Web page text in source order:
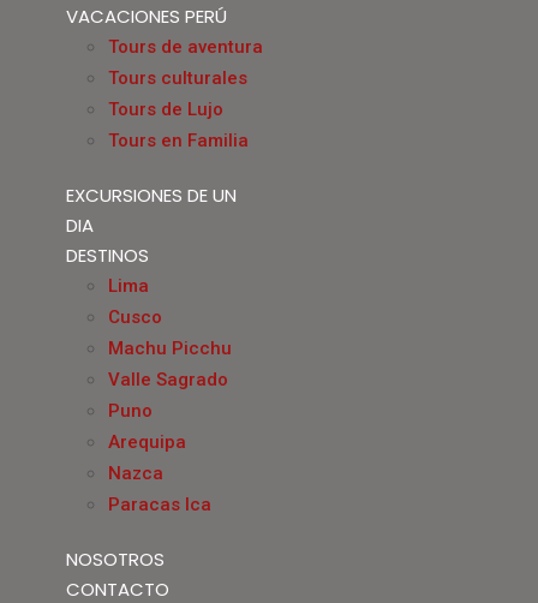
VACACIONES PERÚ
Tours de aventura
Tours culturales
Tours de Lujo
Tours en Familia
EXCURSIONES DE UN
DIA
DESTINOS
Lima
Cusco
Machu Picchu
Valle Sagrado
Puno
Arequipa
Nazca
Paracas Ica
NOSOTROS
CONTACTO